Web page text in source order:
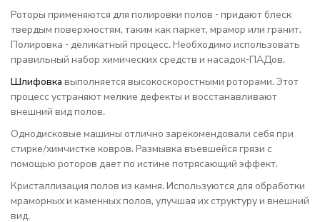
Роторы применяются для полировки полов - придают блеск
твердым поверхностям, таким как паркет, мрамор или гранит.
Полировка - деликатный процесс. Необходимо использовать
правильный набор химических средств и насадок-ПАДов.
Шлифовка выполняется высокоскоростными роторами. Этот
процесс устраняют мелкие дефекты и восстанавливают
внешний вид полов.
Однодисковые машины отлично зарекомендовали себя при
стирке/химчистке ковров. Размывка въевшейся грязи с
помощью роторов дает по истине потрясающий эффект.
Кристаллизация полов из камня. Используются для обработки
мраморных и каменных полов, улучшая их структуру и внешний
вид.